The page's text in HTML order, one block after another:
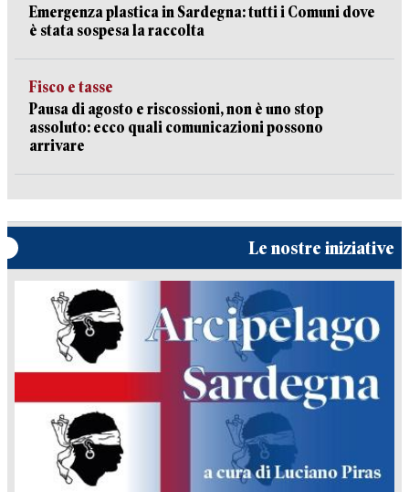
Emergenza plastica in Sardegna: tutti i Comuni dove
è stata sospesa la raccolta
Fisco e tasse
Pausa di agosto e riscossioni, non è uno stop
assoluto: ecco quali comunicazioni possono
arrivare
Le nostre iniziative